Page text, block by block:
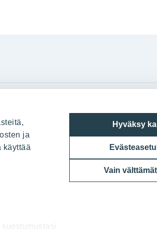
ja
käyttää
suostumustasi
Hyväksy
Vain
Panuntie 11, PL 36, 00620 Helsinki
020 433 111